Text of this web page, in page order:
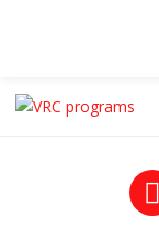
Skip to navigation
Skip to content
La seguridad de su